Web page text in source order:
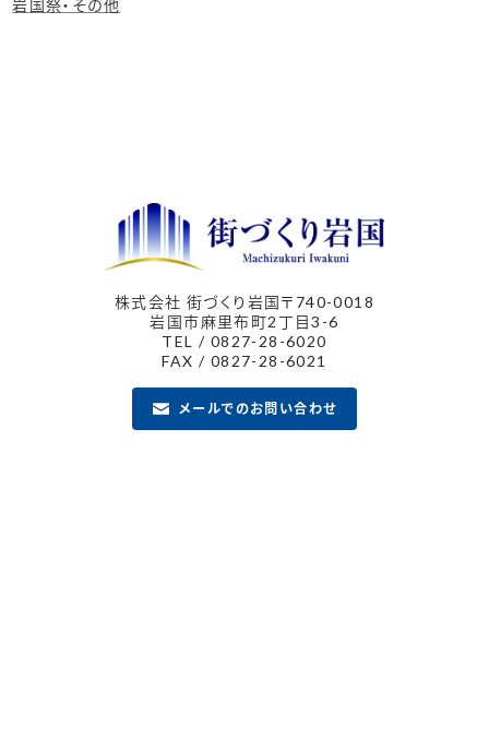
岩国祭・その他
株式会社 街づくり岩国〒740-0018
岩国市麻里布町2丁目3-6
TEL / 0827-28-6020
FAX / 0827-28-6021
メールでのお問い合わせ